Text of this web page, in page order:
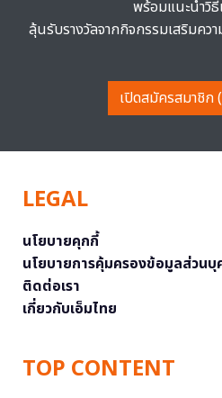
พร้อมแนะนำวิธี
ลุ้นรับรางวัลจากกิจกรรมเสริมคว
เปิดสมัครสมาชิก
LEGAL
นโยบายคุกกี้
นโยบายการคุ้มครองข้อมูลส่วนบุ
ติดต่อเรา
เกี่ยวกับเอ็มไทย
TOP CONTENT